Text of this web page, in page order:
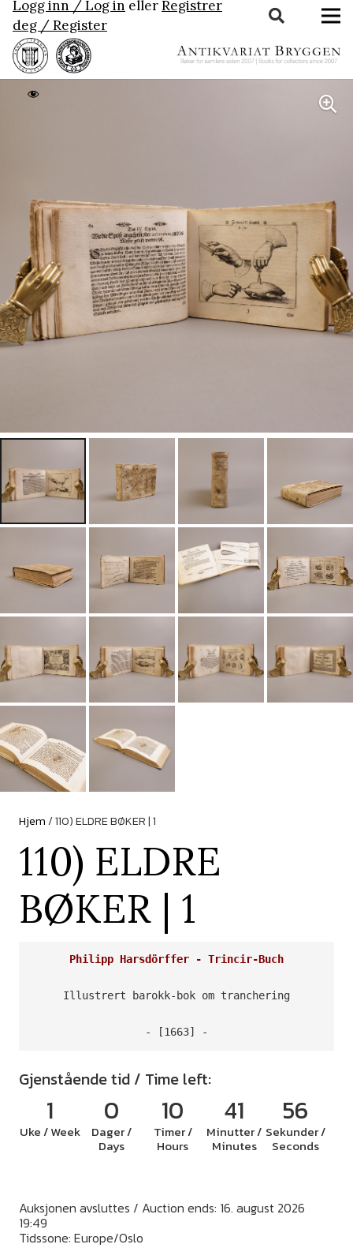
Logg inn / Log in ellerRegistrer
deg / Register
Hjem/ 110) ELDRE BØKER | 1
110) ELDRE
BØKER | 1
Philipp Harsdörffer - Trincir-Buch
Illustrert barokk-bok om tranchering
- [1663] -
Gjenstående tid / Time left:
1
Uke / Week
0
Dager /
Days
10
Timer /
Hours
41
Minutter /
Minutes
55
Sekunder /
Seconds
Auksjonen avsluttes / Auction ends: 16. august 2026
19:49
Tidssone: Europe/Oslo